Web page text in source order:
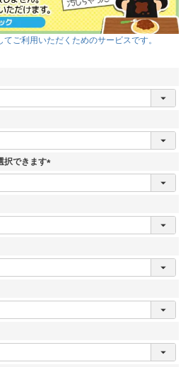
ご利用いただくためのサービスです。
できます
(
必
)